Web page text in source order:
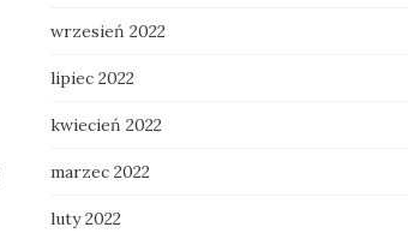
wrzesień 2022
lipiec 2022
kwiecień 2022
marzec 2022
luty 2022